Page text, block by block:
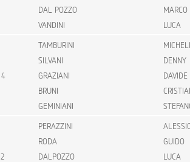
DAL POZZO
MARCO
VANDINI
LUCA
4
TAMBURINI
SILVANI
DENNY
GRAZIANI
DAVIDE
BRUNI
GEMINIANI
2
PERAZZINI
RODA
GUIDO
DALPOZZO
LUCA